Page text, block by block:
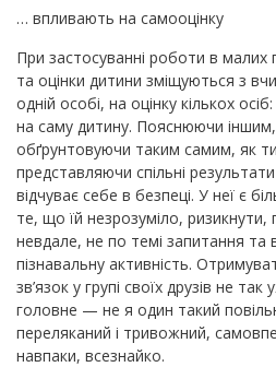
… впливають на самооцінку
При застосуванні роботи в малих
та оцінки дитини зміщуються з
одній особі, на оцінку кількох
на саму дитину. Пояснюючи іншим,
обґрунтовуючи таким самим, як
представляючи спільні
відчуває себе в безпеці. У неї є
те, що їй незрозуміло, ризикнути,
невдале, не по темі запитання та
пізнавальну активність.
зв’язок у групі своїх друзів не
головне — не я один такий
переляканий і тривожний,
навпаки, всезнайко.